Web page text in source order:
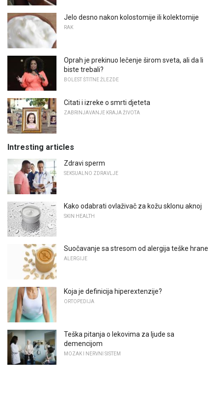
Jelo desno nakon kolostomije ili kolektomije
RAK
Oprah je prekinuo lečenje širom sveta, ali da li
biste trebali?
BOLEST ŠTITNE ŽLEZDE
Citati i izreke o smrti djeteta
ZABRINJAVANJE KRAJA ŽIVOTA
Intresting articles
Zdravi sperm
SEKSUALNO ZDRAVLJE
Kako odabrati ovlaživač za kožu sklonu aknoj
SKIN HEALTH
Suočavanje sa stresom od alergija teške hrane
ALERGIJE
Koja je definicija hiperextenzije?
ORTOPEDIJA
Teška pitanja o lekovima za ljude sa
demencijom
MOZAK I NERVNI SISTEM